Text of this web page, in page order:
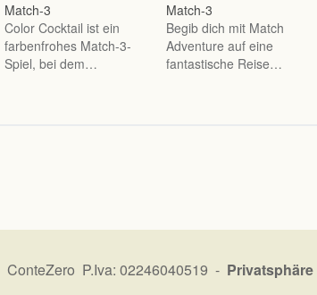
Match-3
Color Cocktail ist ein
farbenfrohes Match-3-
Spiel, bei dem…
Match-3
Begib dich mit Match
Adventure auf eine
fantastische Reise…
P.Iva: 02246040519 - Privatsphäre